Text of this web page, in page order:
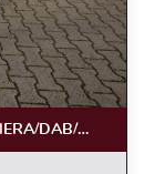
DAB/ACC/